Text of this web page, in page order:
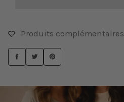
Produits complémentaires
PARTAGER
SUR
TWEETER
SUR
ÉPINGLER
SUR